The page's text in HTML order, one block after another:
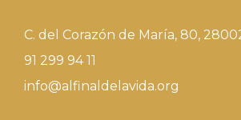
C. del Corazón de María, 80,
91 299 94 11
info@alfinaldelavida.org